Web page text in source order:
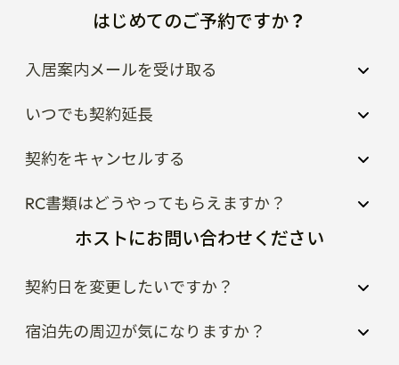
はじめてのご予約ですか？
入居案内メールを受け取る
いつでも契約延長
契約をキャンセルする
RC書類はどうやってもらえますか？
ホストにお問い合わせください
契約日を変更したいですか？
宿泊先の周辺が気になりますか？